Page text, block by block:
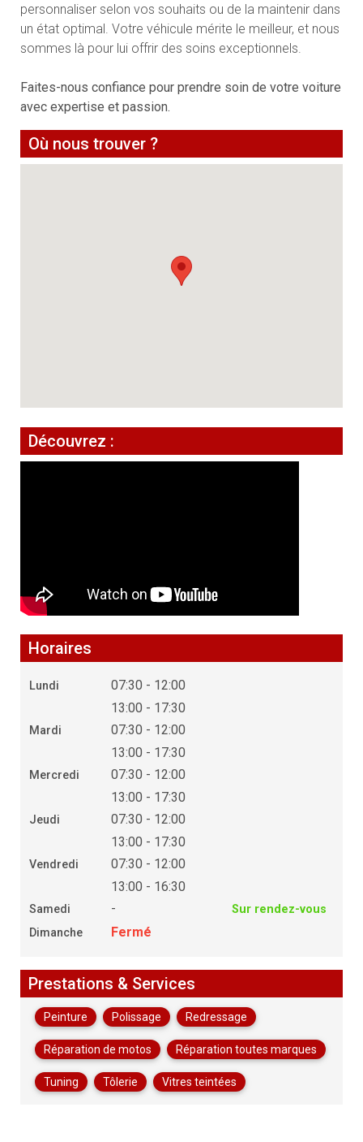
personnaliser selon vos souhaits ou de la maintenir dans
un état optimal. Votre véhicule mérite le meilleur, et nous
sommes là pour lui offrir des soins exceptionnels.
Faites-nous confiance pour prendre soin de votre voiture
avec expertise et passion.
Où nous trouver ?
Découvrez :
Horaires
Lundi
07:30 - 12:00
13:00 - 17:30
Mardi
07:30 - 12:00
13:00 - 17:30
Mercredi
07:30 - 12:00
13:00 - 17:30
Jeudi
07:30 - 12:00
13:00 - 17:30
Vendredi
07:30 - 12:00
13:00 - 16:30
Samedi -
Sur rendez-vous
Dimanche
Fermé
Prestations & Services
Peinture Polissage Redressage
Réparation de motos Réparation toutes marques
Tuning Tôlerie Vitres teintées